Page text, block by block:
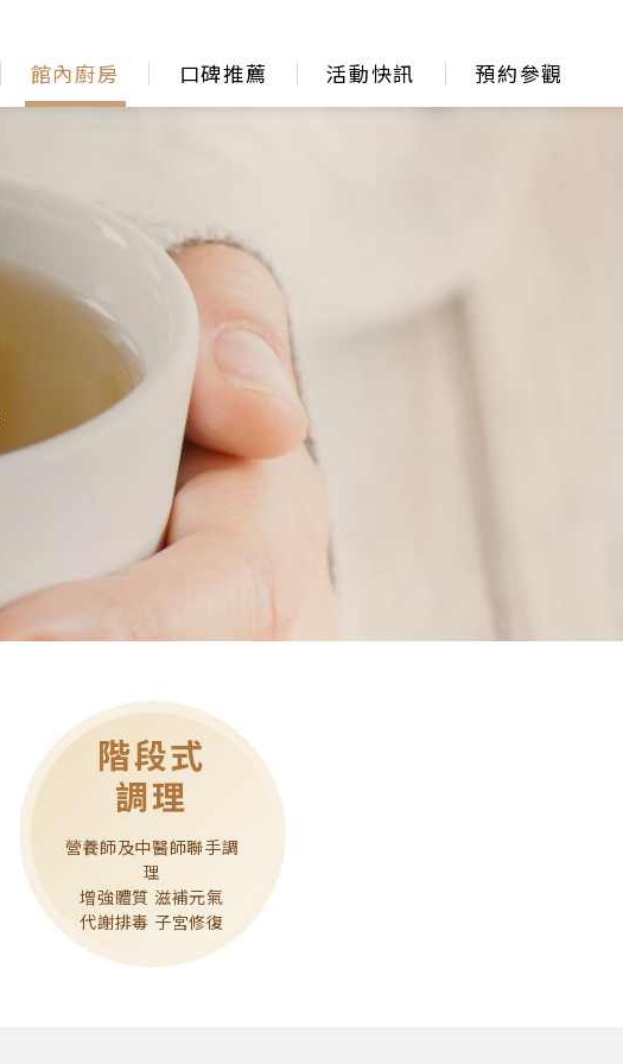
館內廚房 口碑推薦 活動快訊 預約參觀
階段式
調理
營養師及中醫師聯手調
理
增強體質 滋補元氣
代謝排毒 子宮修復